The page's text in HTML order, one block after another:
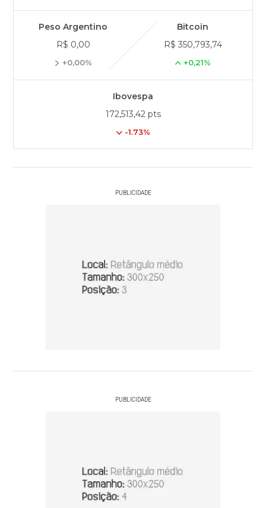
Peso Argentino
R$ 0,00
+0,00%
Bitcoin
R$ 350,793,74
+0,21%
Ibovespa
172,513,42 pts
-1.73%
PUBLICIDADE
PUBLICIDADE